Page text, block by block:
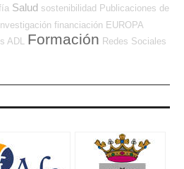
Salud sostenibilidad Publicaciones de
financiación EUROPA
ADL Formación Redes Sociales